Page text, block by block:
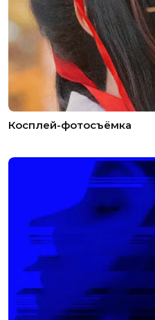
Косплей-фотосъёмка